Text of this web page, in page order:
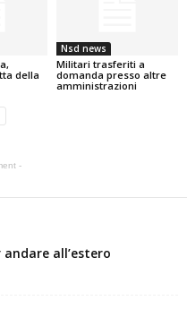
della
Nsd news
Militari trasferiti a
domanda presso altre
amministrazioni
-
all’estero